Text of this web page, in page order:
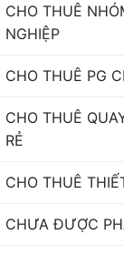
CHO THUÊ
NGHIỆP
CHO THUÊ PG
CHO THUÊ
RẺ
CHO THUÊ
CHƯA ĐƯỢC